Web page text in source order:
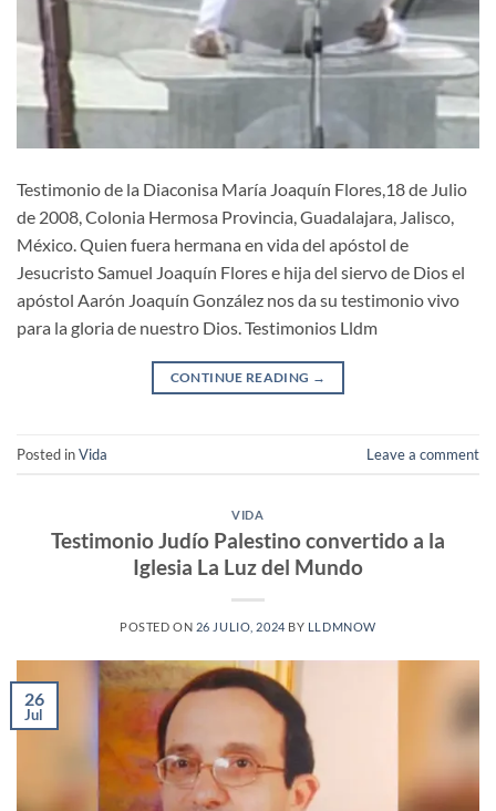
Testimonio de la Diaconisa María Joaquín Flores,18 de Julio
de 2008, Colonia Hermosa Provincia, Guadalajara, Jalisco,
México. Quien fuera hermana en vida del apóstol de
Jesucristo Samuel Joaquín Flores e hija del siervo de Dios el
apóstol Aarón Joaquín González nos da su testimonio vivo
para la gloria de nuestro Dios. Testimonios Lldm
CONTINUE READING →
Posted inVida Leave a comment
VIDA
Testimonio Judío Palestino convertido a la
Iglesia La Luz del Mundo
POSTED ON 26 JULIO, 2024 BY LLDMNOW
26
Jul